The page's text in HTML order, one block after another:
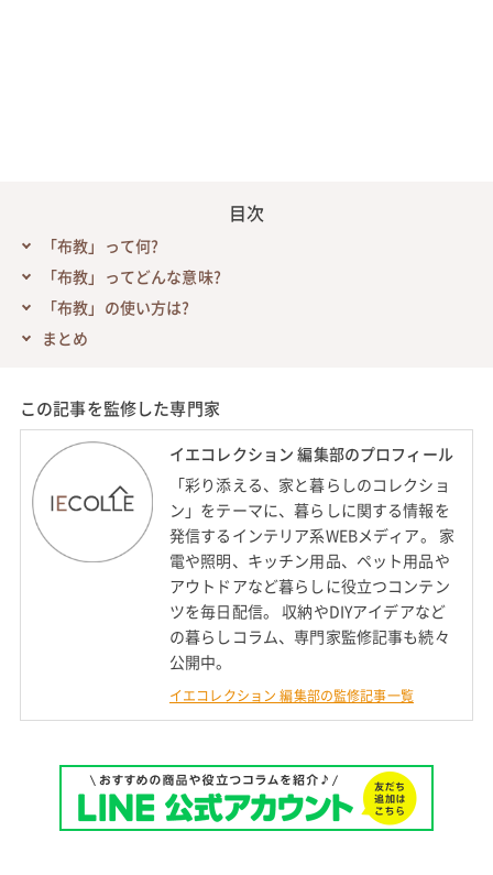
目次
「布教」って何?
「布教」ってどんな意味?
「布教」の使い方は?
まとめ
この記事を監修した専門家
イエコレクション 編集部のプロフィール
「彩り添える、家と暮らしのコレクショ
ン」をテーマに、暮らしに関する情報を
発信するインテリア系WEBメディア。 家
電や照明、キッチン用品、ペット用品や
アウトドアなど暮らしに役立つコンテン
ツを毎日配信。 収納やDIYアイデアなど
の暮らしコラム、専門家監修記事も続々
公開中。
イエコレクション 編集部の監修記事一覧